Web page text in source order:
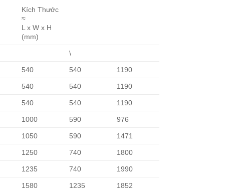
Kích Thước
≈
L x W x H
(mm)
\
540 540 1190
540 540 1190
540 540 1190
1000 590 976
1050 590 1471
1250 740 1800
1235 740 1990
1580 1235 1852